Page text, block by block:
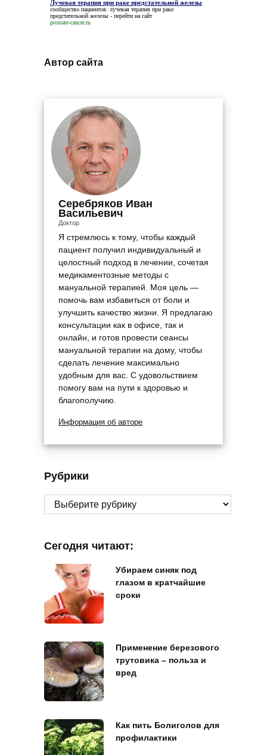
Лучевая терапия при раке предстательной железы
сообщество пациентов: лучевая терапия при раке
предстательной железы - перейти на сайт
prostate-cancer.ru
Автор сайта
Серебряков Иван
Васильевич
Доктор
Я стремлюсь к тому, чтобы каждый
пациент получил индивидуальный и
целостный подход в лечении, сочетая
медикаментозные методы с
мануальной терапией. Моя цель —
помочь вам избавиться от боли и
улучшить качество жизни. Я предлагаю
консультации как в офисе, так и
онлайн, и готов провести сеансы
мануальной терапии на дому, чтобы
сделать лечение максимально
удобным для вас. С удовольствием
помогу вам на пути к здоровью и
благополучию.
Информация об авторе
Рубрики
Рубрики
Сегодня читают:
Убираем синяк под
глазом в кратчайшие
сроки
Применение березового
трутовика – польза и
вред
Как пить Болиголов для
профилактики